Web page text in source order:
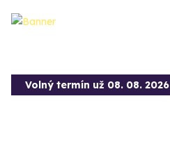
Volný termín už 08. 08. 2026